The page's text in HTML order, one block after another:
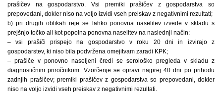
prašičev na gospodarstvo. Vsi premiki prašičev z gospodarstva so
prepovedani, dokler niso na voljo izvidi vseh preiskav z negativnimi rezultati;
b) pri drugih oblikah reje se lahko ponovna naselitev izvede v skladu s
prejšnjo točko ali kot popolna ponovna naselitev na naslednji način:
– vsi prašiči prispejo na gospodarstvo v roku 20 dni in izvirajo z
gospodarstev, ki niso bila podvržena omejitvam zaradi KPK;
– prašiče v ponovno naseljeni čredi se serološko pregleda v skladu z
diagnostičnim priročnikom. Vzorčenje se opravi najprej 40 dni po prihodu
zadnjih prašičev; premiki prašičev z gospodarstva so prepovedani, dokler
niso na voljo izvidi vseh preiskav z negativnimi rezultati.